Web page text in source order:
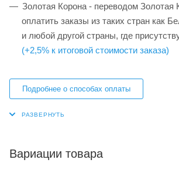
Золотая Корона - переводом Золотая
оплатить заказы из таких стран как
и любой другой страны, где
(+2,5% к итоговой стоимости заказа)
Подробнее о способах оплаты
Вариации товара